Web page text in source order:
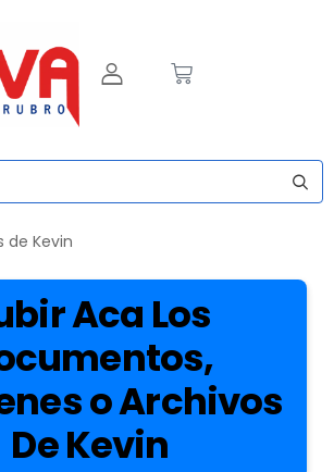
de Kevin
Aca Los
o Archivos
De Kevin